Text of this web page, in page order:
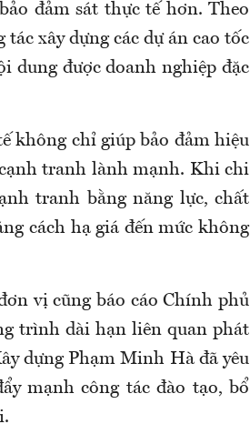
đảm sát thực tế hơn. Theo
xây dựng các dự án cao tốc
dung được doanh nghiệp đặc
không chỉ giúp bảo đảm hiệu
tranh lành mạnh. Khi chi
tranh bằng năng lực, chất
cách hạ giá đến mức không
vị cũng báo cáo Chính phủ
trình dài hạn liên quan phát
dựng Phạm Minh Hà đã yêu
mạnh công tác đào tạo, bổ